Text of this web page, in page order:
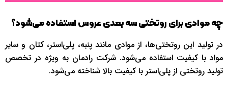
چه موادی برای روتختی سه بعدی عروس استفاده می‌شود؟
در تولید این روتختی‌ها، از موادی مانند پنبه، پلی‌استر، کتان و سایر
مواد با کیفیت استفاده می‌شود. شرکت رادمان به ویژه در تخصص
تولید روتختی از پلی‌استر با کیفیت بالا شناخته می‌شود.